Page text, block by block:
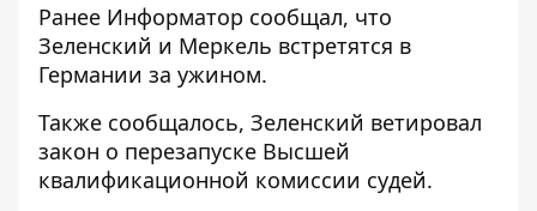
Ранее Информатор сообщал, что
Зеленский и Меркель встретятся в
Германии за ужином.
Также сообщалось, Зеленский ветировал
закон о перезапуске Высшей
квалификационной комиссии судей.